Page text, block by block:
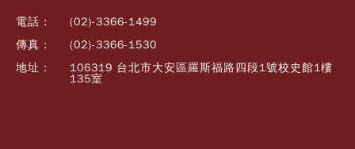
電話 :
(02)-3366-1499
傳真 :
(02)-3366-1530
地址 :
106319 台北市大安區羅斯福路四段1號校史館1樓
135室